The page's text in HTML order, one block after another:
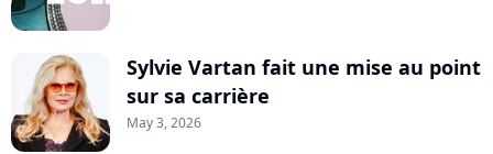
Sylvie Vartan fait une mise au point
sur sa carrière
May 3, 2026